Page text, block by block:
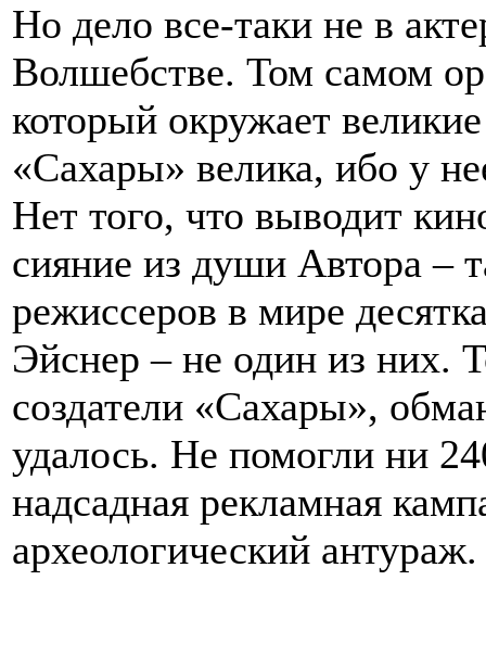
Но дело все-таки не в
Волшебстве. Том самом
который окружает
«Сахары» велика, ибо у
Нет того, что выводит
сияние из души Автора –
режиссеров в мире
Эйснер – не один из них.
создатели «Сахары»,
удалось. Не помогли ни
надсадная рекламная
археологический антураж.